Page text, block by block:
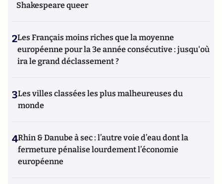
Shakespeare queer
2Les Français moins riches que la moyenne
européenne pour la 3e année consécutive : jusqu'où
ira le grand déclassement ?
3Les villes classées les plus malheureuses du
monde
4Rhin & Danube à sec : l’autre voie d’eau dont la
fermeture pénalise lourdement l’économie
européenne